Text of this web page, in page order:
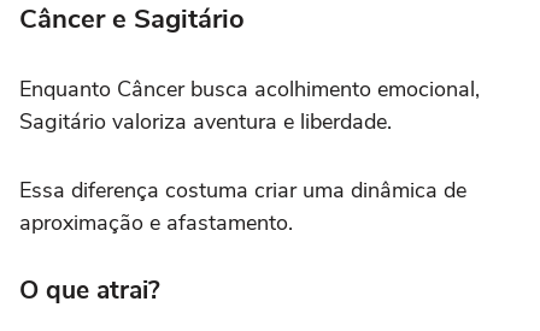
Câncer e Sagitário
Enquanto Câncer busca acolhimento emocional,
Sagitário valoriza aventura e liberdade.
Essa diferença costuma criar uma dinâmica de
aproximação e afastamento.
O que atrai?